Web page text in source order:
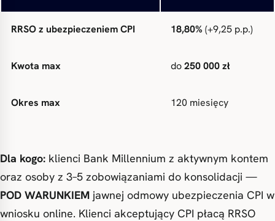
RRSO z ubezpieczeniem CPI 18,80% (+9,25 p.p.)
Kwota max do250 000 zł
Okres max 120 miesięcy
Dla kogo: klienci Bank Millennium z aktywnym kontem
oraz osoby z 3–5 zobowiązaniami do konsolidacji —
POD WARUNKIEM jawnej odmowy ubezpieczenia CPI w
wniosku online. Klienci akceptujący CPI płacą RRSO